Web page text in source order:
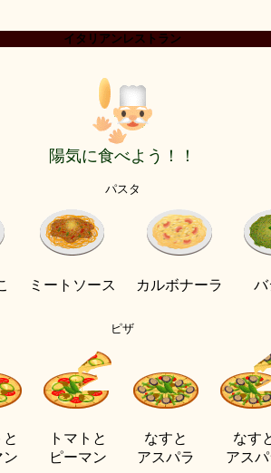
イタリアンレストラン
陽気に食べよう！！
パスタ
ミートソース カルボナーラ バ
ピザ
と
ン
トマトと
ピーマン
なすと
アスパラ
なす
アスパ